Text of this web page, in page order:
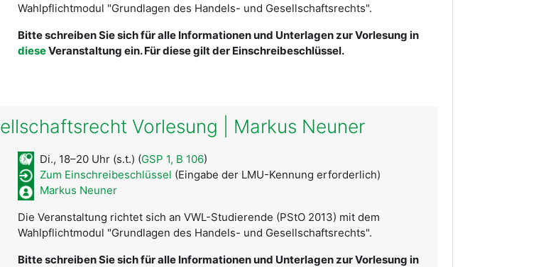
Wahlpflichtmodul "Grundlagen des Handels- und Gesellschaftsrechts".
Bitte schreiben Sie sich für alle Informationen und Unterlagen zur Vorlesung in
dieseVeranstaltung ein. Für diese gilt der Einschreibeschlüssel.
Vorlesung | Markus Neuner
Di., 18–20 Uhr (s.t.) (GSP 1, B 106)
Zum Einschreibeschlüssel (Eingabe der LMU-Kennung erforderlich)
Markus Neuner
Die Veranstaltung richtet sich an VWL-Studierende (PStO 2013) mit dem
Wahlpflichtmodul "Grundlagen des Handels- und Gesellschaftsrechts".
Bitte schreiben Sie sich für alle Informationen und Unterlagen zur Vorlesung in